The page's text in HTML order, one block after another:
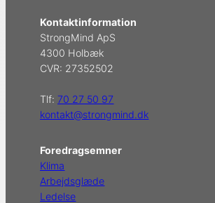
Kontaktinformation
StrongMind ApS
4300 Holbæk
CVR: 27352502
Tlf: 70 27 50 97
kontakt@strongmind.dk
Foredragsemner
Klima
Arbejdsglæde
Ledelse